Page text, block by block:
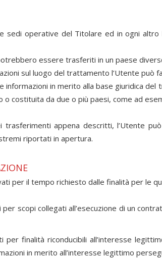
operative del Titolare ed in ogni altro
essere trasferiti in un paese
sul luogo del trattamento l’Utente può
in merito alla base giuridica del
o costituita da due o più paesi, come ad
trasferimenti appena descritti, l’Utente
riportati in apertura.
per il tempo richiesto dalle finalità per le
scopi collegati all’esecuzione di un
per finalità riconducibili all’interesse
in merito all’interesse legittimo